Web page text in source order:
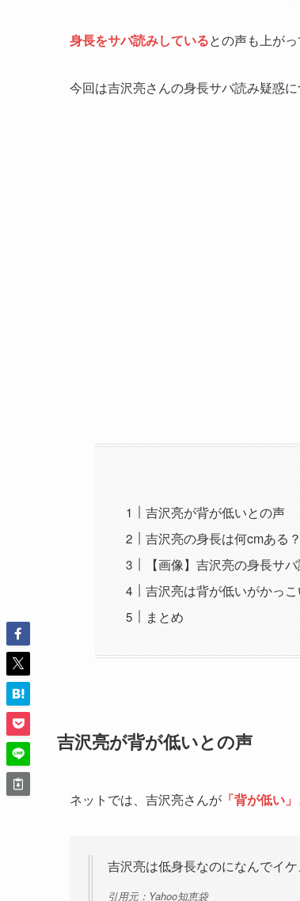
身長をサバ読みしているとの声も上が
今回は吉沢亮さんの身長サバ読み疑惑
吉沢亮が背が低いとの声
吉沢亮の身長は何cmある？
【画像】吉沢亮の身長サ
吉沢亮は背が低いがかっ
まとめ
吉沢亮が背が低いとの声
ネットでは、吉沢亮さんが 「背が低い」
吉沢亮は低身長なのになんでイ
引用元：Yahoo知恵袋